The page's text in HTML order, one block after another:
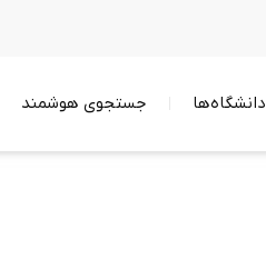
دانشگاه‌ها جستجوی هوشمند